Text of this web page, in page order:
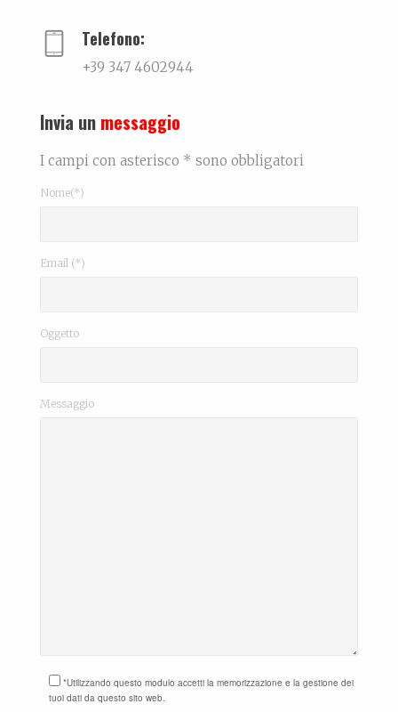
Telefono:
+39 347 4602944
Invia un messaggio
I campi con asterisco * sono obbligatori
Nome(*)
Email (*)
Oggetto
Messaggio
*Utilizzando questo modulo accetti la memorizzazione e la gestione dei
tuoi dati da questo sito web.